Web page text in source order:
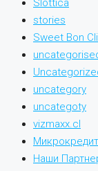
Slottica
stories
Sweet Bon
uncategory
uncategoty
vizmaxx.cl
Микрокредит
Наши